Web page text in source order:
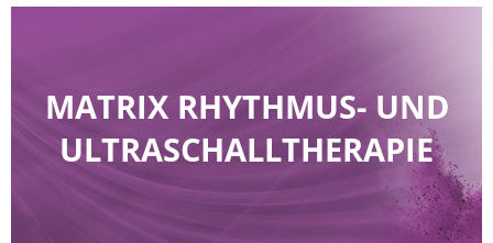
MATRIX RHYTHMUS- UND
ULTRASCHALL­THERAPIE